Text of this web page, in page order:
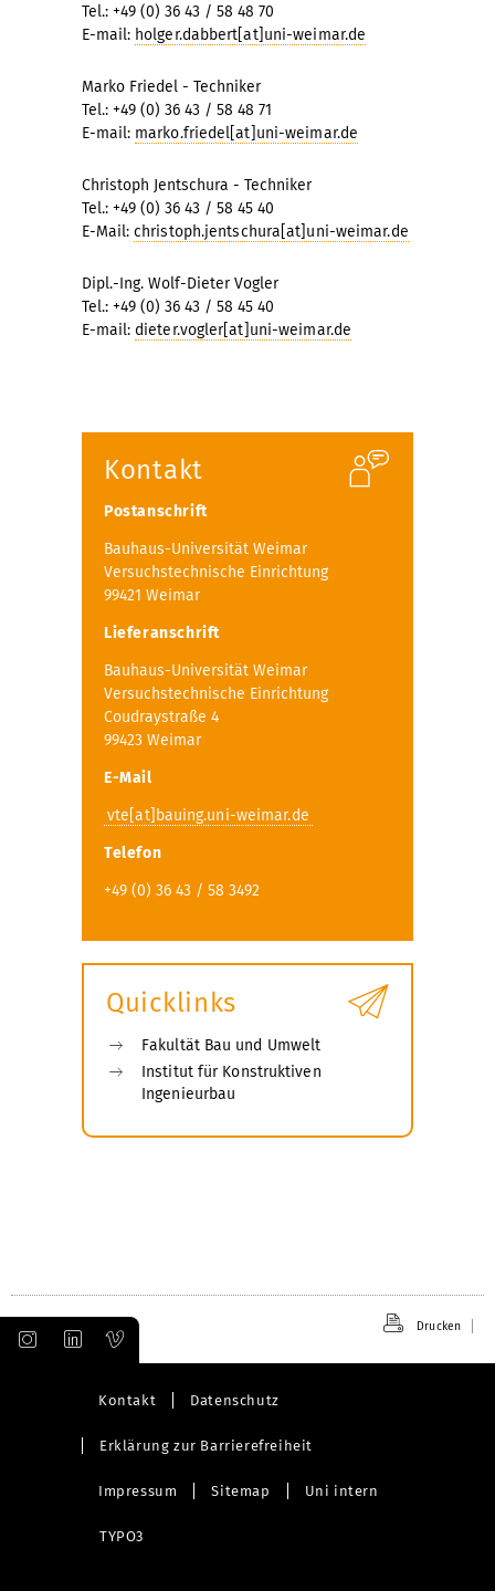
Tel.: +49 (0) 36 43 / 58 48 70
E-mail: holger.dabbert[at]uni-weimar.de
Marko Friedel - Techniker
Tel.: +49 (0) 36 43 / 58 48 71
E-mail: marko.friedel[at]uni-weimar.de
Christoph Jentschura - Techniker
Tel.: +49 (0) 36 43 / 58 45 40
E-Mail: christoph.jentschura[at]uni-weimar.de
Dipl.-Ing. Wolf-Dieter Vogler
Tel.: +49 (0) 36 43 / 58 45 40
E-mail: dieter.vogler[at]uni-weimar.de
Kontakt
Postanschrift
Bauhaus-Universität Weimar
Versuchstechnische Einrichtung
99421 Weimar
Lieferanschrift
Bauhaus-Universität Weimar
Versuchstechnische Einrichtung
Coudraystraße 4
99423 Weimar
E-Mail
vte[at]bauing.uni-weimar.de
Telefon
+49 (0) 36 43 / 58 3492
Quicklinks
Fakultät Bau und Umwelt
Institut für Konstruktiven
Ingenieurbau
Drucken
Kontakt Datenschutz
Erklärung zur Barrierefreiheit
Impressum Sitemap Uni intern
TYPO3